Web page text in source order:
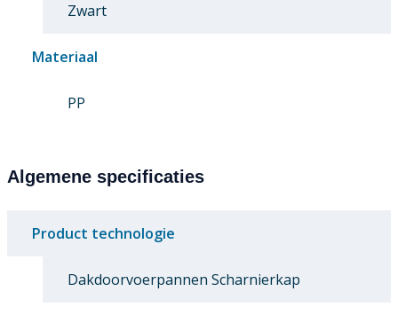
Zwart
Materiaal
PP
Algemene specificaties
Product technologie
Dakdoorvoerpannen Scharnierkap